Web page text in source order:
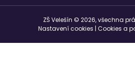
ZŠ Velešín © 2026, všechna
Nastavení cookies Cookies a